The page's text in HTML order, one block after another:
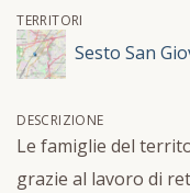
TERRITORI
Sesto San
DESCRIZIONE
Le famiglie del
grazie al lavoro di